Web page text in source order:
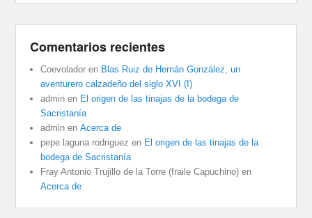
Comentarios recientes
Coevolador en Blas Ruiz de Hernán González, un
aventurero calzadeño del siglo XVI (I)
admin en El origen de las tinajas de la bodega de
Sacristanía
admin enAcerca de
pepe laguna rodriguez en El origen de las tinajas de la
bodega de Sacristanía
Fray Antonio Trujillo de la Torre (fraile Capuchino) en
Acerca de